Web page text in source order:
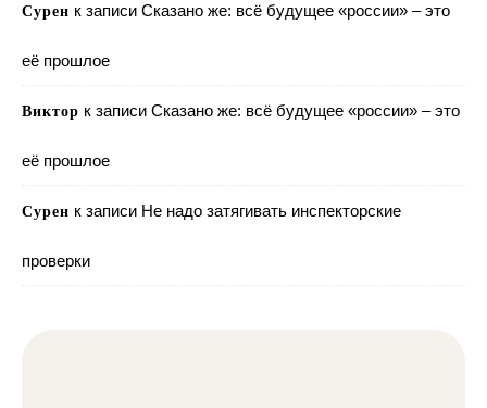
Сурен к записи Сказано же: всё будущее «россии» – это
её прошлое
Виктор к записи Сказано же: всё будущее «россии» – это
её прошлое
Сурен к записи Не надо затягивать инспекторские
проверки